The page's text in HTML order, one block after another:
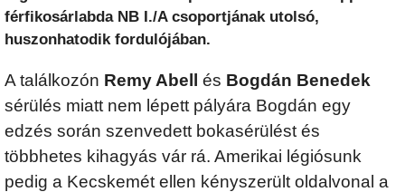
férfikosárlabda NB I./A csoportjának utolsó,
huszonhatodik fordulójában.
A találkozón Remy Abell és Bogdán Benedek
sérülés miatt nem lépett pályára Bogdán egy
edzés során szenvedett bokasérülést és
többhetes kihagyás vár rá. Amerikai légiósunk
pedig a Kecskemét ellen kényszerült oldalvonal a